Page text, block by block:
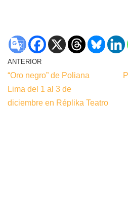
ANTERIOR
“Oro negro” de Poliana
Lima del 1 al 3 de
diciembre en Réplika Teatro